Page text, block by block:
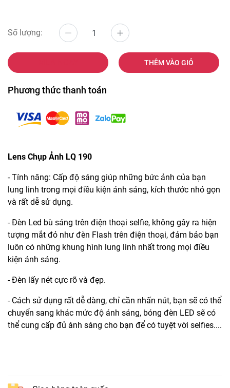
Số lượng:
THÊM VÀO GIỎ
Phương thức thanh toán
Lens Chụp Ảnh LQ 190
- Tính năng: Cấp độ sáng giúp những bức ảnh của bạn
lung linh trong mọi điều kiện ánh sáng, kích thước nhỏ gọn
và rất dễ sử dụng.
- Đèn Led bù sáng trên điện thoại selfie, không gây ra hiện
tượng mắt đỏ như đèn Flash trên điện thoại, đảm bảo bạn
luôn có những khung hình lung linh nhất trong mọi điều
kiện ánh sáng.
- Đèn lấy nét cực rõ và đẹp.
- Cách sử dụng rất dễ dàng, chỉ cần nhấn nút, bạn sẽ có thể
chuyển sang khác mức độ ánh sáng, bóng đèn LED sẽ có
thể cung cấp đủ ánh sáng cho bạn để có tuyệt vời selfies....